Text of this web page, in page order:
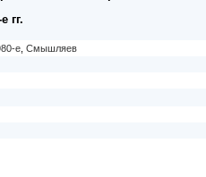
гг.
е Смышляев